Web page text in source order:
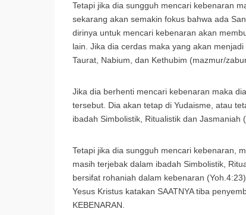
Tetapi jika dia sungguh mencari kebenaran
sekarang akan semakin fokus bahwa ada
dirinya untuk mencari kebenaran akan
lain. Jika dia cerdas maka yang akan
Taurat, Nabium, dan Kethubim (mazmur/
Jika dia berhenti mencari kebenaran maka
tersebut. Dia akan tetap di Yudaisme, atau
ibadah Simbolistik, Ritualistik dan
Tetapi jika dia sungguh mencari kebenaran,
masih terjebak dalam ibadah Simbolistik,
bersifat rohaniah dalam kebenaran
Yesus Kristus katakan SAATNYA tiba
KEBENARAN.